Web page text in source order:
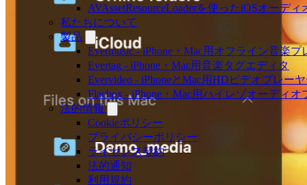
AVAssetResourceLoaderを使ったiOSオーデ
私たちについて
製品
Evermusic - iPhone・Mac用オフライン音楽プ
Evertag - iPhone・Mac用音楽タグエディタ
Evervideo - iPhoneとMac用HDビデオプレー
Flacbox - iPhone・Mac用ハイレゾオーディオ
法的情報
Cookieポリシー
プライバシーポリシー
ライセンス契約
法的通知
利用規約